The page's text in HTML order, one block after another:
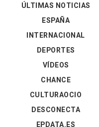
ÚLTIMAS NOTICIAS
ESPAÑA
INTERNACIONAL
DEPORTES
VÍDEOS
CHANCE
CULTURAOCIO
DESCONECTA
EPDATA.ES